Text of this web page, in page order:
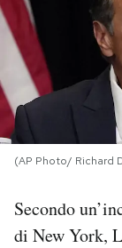
NEWSLETTER
I MIEI
SHOP
CALENDARIO
(AP Photo/ Richard
Secondo
di New York,